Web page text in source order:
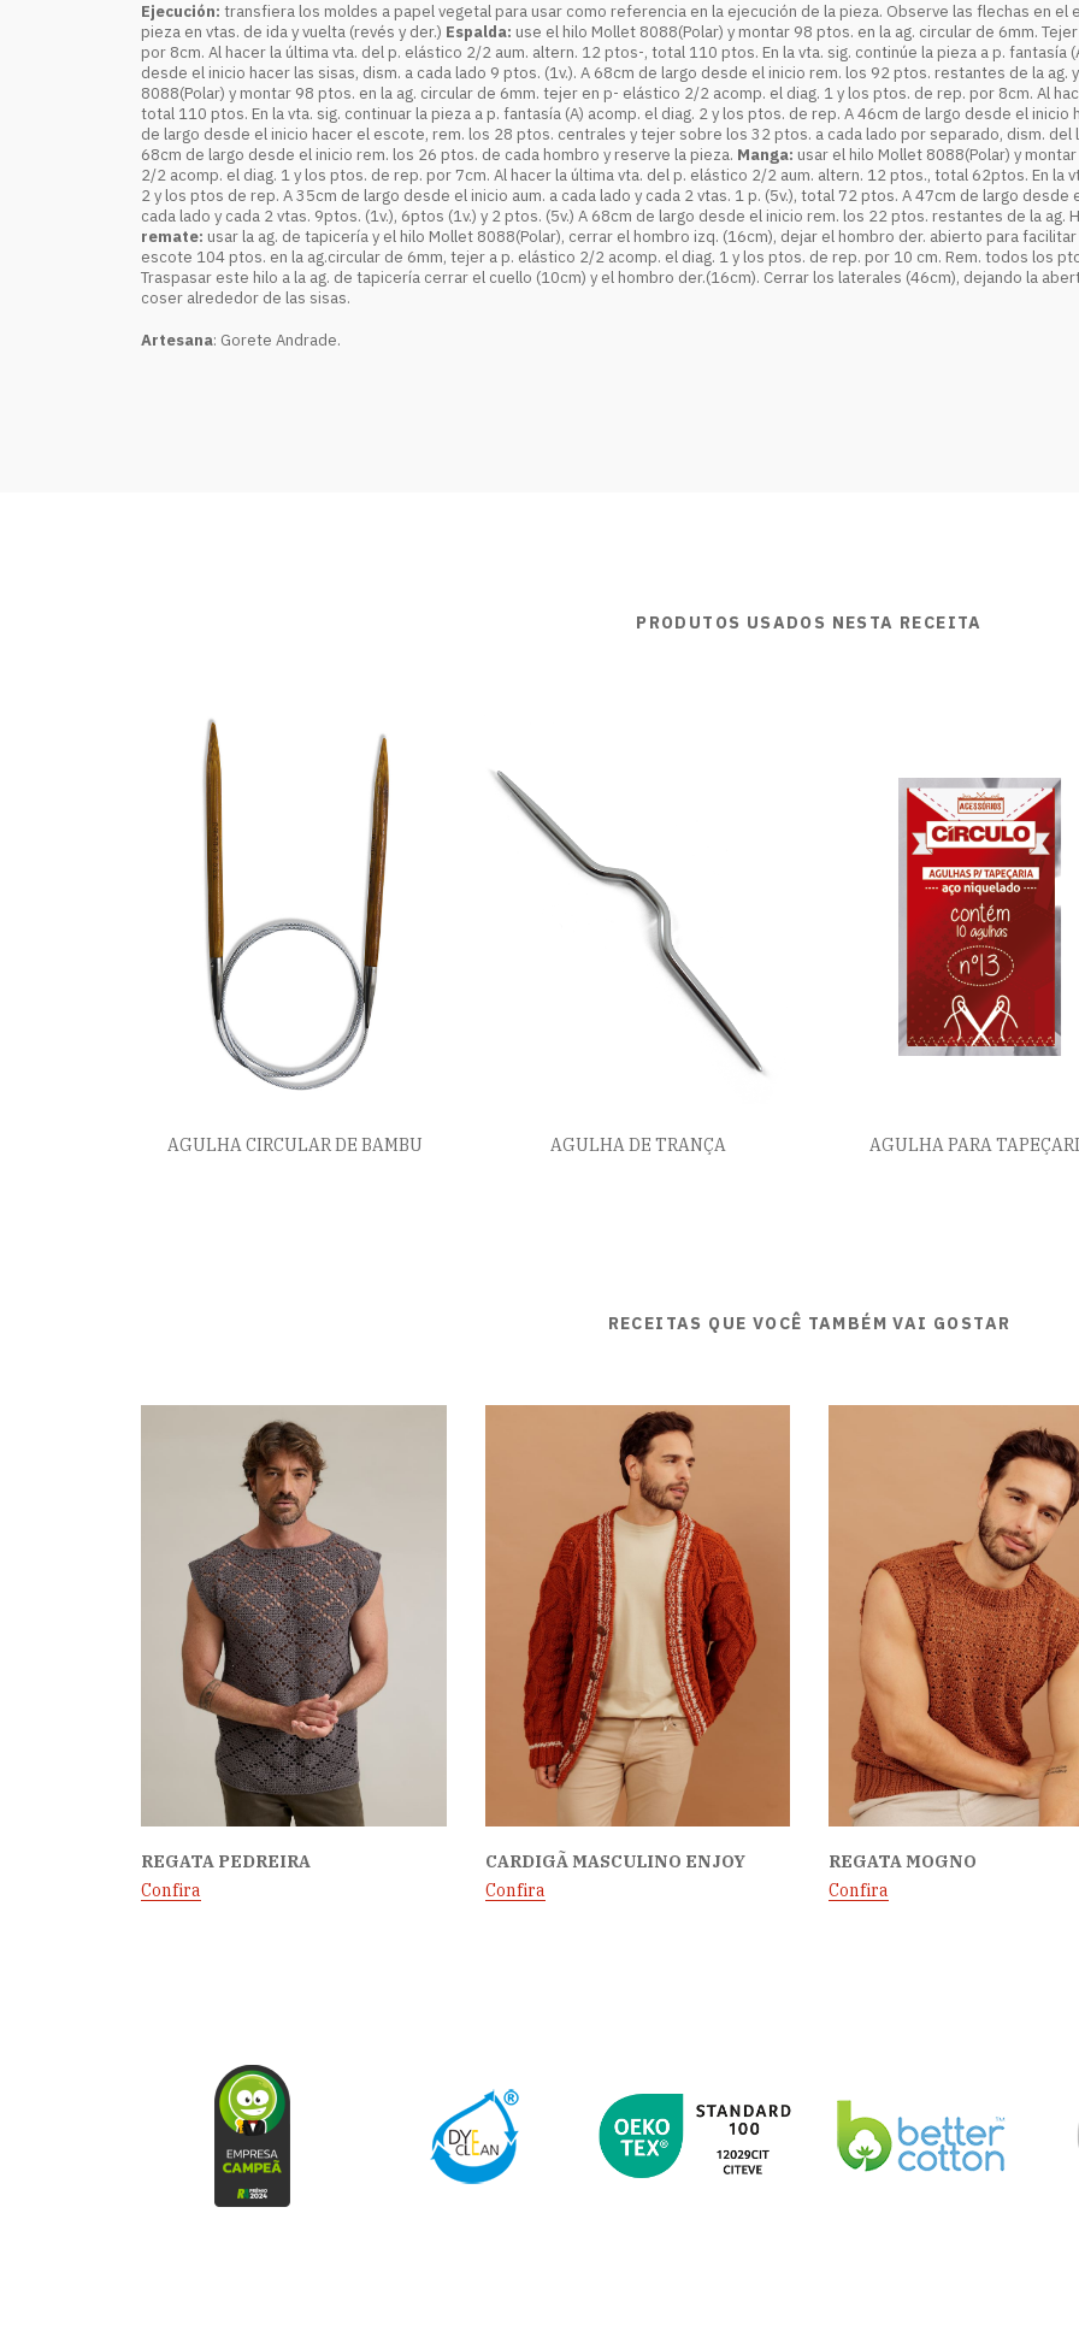
Ejecución: transfiera los moldes a papel vegetal para usar como referencia en la ejecución de la pieza. Observe las flechas en
pieza en vtas. de ida y vuelta (revés y der.) Espalda: use el hilo Mollet 8088(Polar) y montar 98 ptos. en la ag. circular de 6mm.
por 8cm. Al hacer la última vta. del p. elástico 2/2 aum. altern. 12 ptos-, total 110 ptos. En la vta. sig. continúe la pieza a p. fantasía
desde el inicio hacer las sisas, dism. a cada lado 9 ptos. (1v.). A 68cm de largo desde el inicio rem. los 92 ptos. restantes de la ag.
8088(Polar) y montar 98 ptos. en la ag. circular de 6mm. tejer en p- elástico 2/2 acomp. el diag. 1 y los ptos. de rep. por 8cm. Al
total 110 ptos. En la vta. sig. continuar la pieza a p. fantasía (A) acomp. el diag. 2 y los ptos. de rep. A 46cm de largo desde el inicio
de largo desde el inicio hacer el escote, rem. los 28 ptos. centrales y tejer sobre los 32 ptos. a cada lado por separado, dism. del
68cm de largo desde el inicio rem. los 26 ptos. de cada hombro y reserve la pieza. Manga: usar el hilo Mollet 8088(Polar) y
2/2 acomp. el diag. 1 y los ptos. de rep. por 7cm. Al hacer la última vta. del p. elástico 2/2 aum. altern. 12 ptos., total 62ptos. En la
2 y los ptos de rep. A 35cm de largo desde el inicio aum. a cada lado y cada 2 vtas. 1 p. (5v.), total 72 ptos. A 47cm de largo
cada lado y cada 2 vtas. 9ptos. (1v.), 6ptos (1v.) y 2 ptos. (5v.) A 68cm de largo desde el inicio rem. los 22 ptos. restantes de la ag.
remate: usar la ag. de tapicería y el hilo Mollet 8088(Polar), cerrar el hombro izq. (16cm), dejar el hombro der. abierto para
escote 104 ptos. en la ag.circular de 6mm, tejer a p. elástico 2/2 acomp. el diag. 1 y los ptos. de rep. por 10 cm. Rem. todos los
Traspasar este hilo a la ag. de tapicería cerrar el cuello (10cm) y el hombro der.(16cm). Cerrar los laterales (46cm), dejando la
coser alrededor de las sisas.
Artesana: Gorete Andrade.
PRODUTOS USADOS NESTA RECEITA
AGULHA CIRCULAR DE BAMBU AGULHA DE TRANÇA AGULHA PARA
RECEITAS QUE VOCÊ TAMBÉM VAI GOSTAR
REGATA PEDREIRA
Confira
CARDIGÃ MASCULINO ENJOY
Confira
REGATA MOGNO
Confira